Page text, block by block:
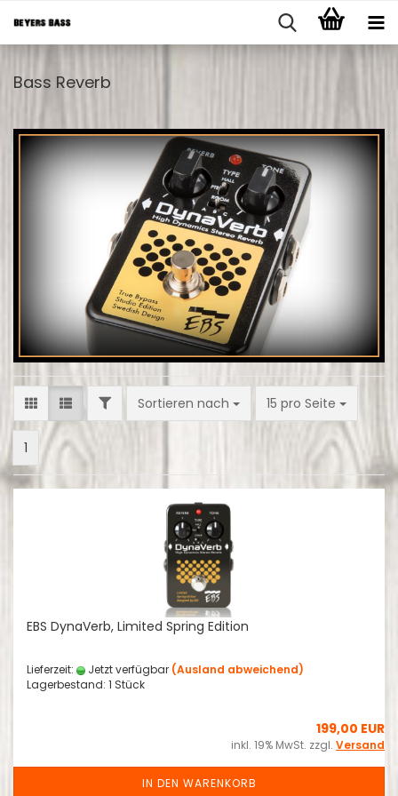
Bass Reverb
FILTERSortieren nach
Sortieren nach 15 pro Seite
pro Seite
1
EBS DynaVerb, Limited Spring Edition
Lieferzeit: Jetzt verfügbar (Ausland abweichend)
Lagerbestand: 1 Stück
199,00 EUR
inkl. 19% MwSt. zzgl. Versand
IN DEN WARENKORB